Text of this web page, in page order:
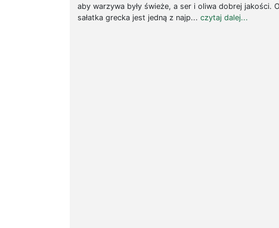
aby warzywa były świeże, a ser i oliwa dobrej jakości.
sałatka grecka jest jedną z najp... czytaj dalej...